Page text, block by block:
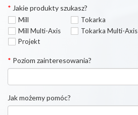
* Jakie produkty szukasz?
Mill
Mill Multi-Axis
Tokarka
Tokarka Multi-Axis
Projekt
* Poziom zainteresowania?
Jak możemy pomóc?